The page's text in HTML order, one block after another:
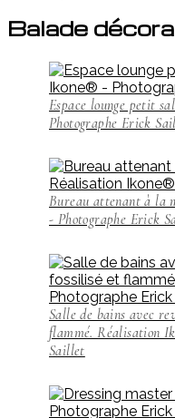
Balade
Espace lounge petit
Photographe Erick
Bureau attenant à la
- Photographe Erick
Salle de bains avec
flammé. Réalisation
Saillet